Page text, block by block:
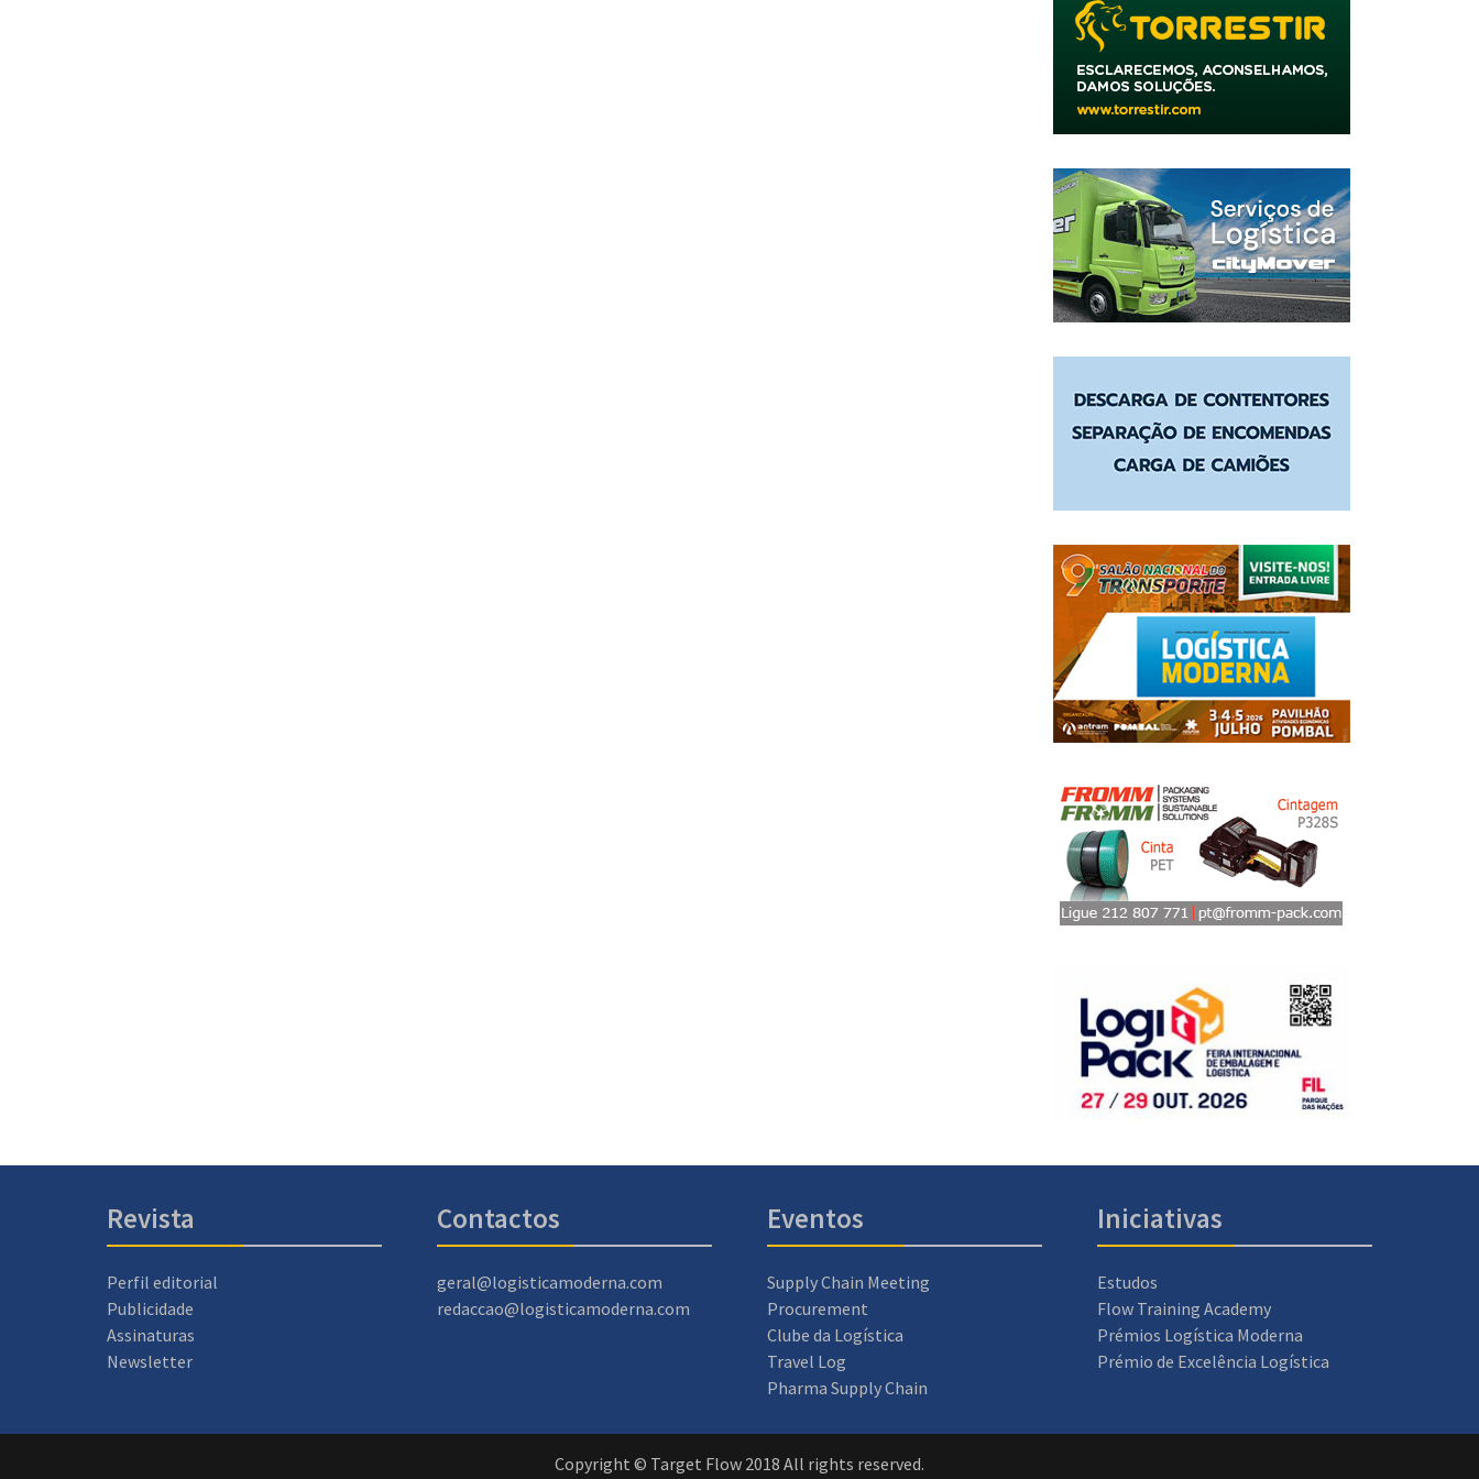
Revista
Perfil editorial
Publicidade
Assinaturas
Newsletter
Contactos
geral@logisticamoderna.com
redaccao@logisticamoderna.com
Eventos
Supply Chain Meeting
Procurement
Clube da Logística
Travel Log
Pharma Supply Chain
Iniciativas
Estudos
Flow Training Academy
Prémios Logística Moderna
Prémio de Excelência Logística
Copyright © Target Flow 2018 All rights reserved.